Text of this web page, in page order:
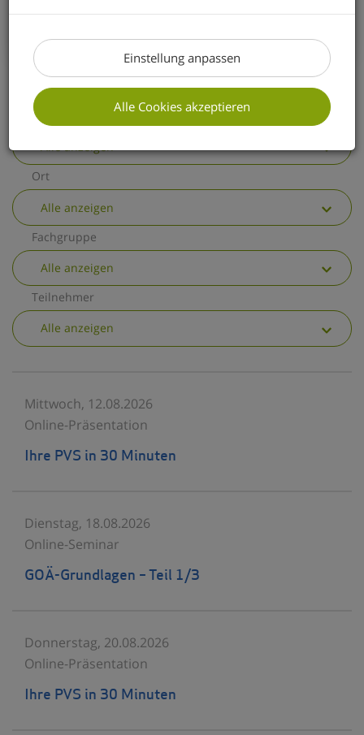
Einstellung anpassen
Alle Cookies akzeptieren
Thema
Alle anzeigen
Ort
Alle anzeigen
Fachgruppe
Alle anzeigen
Teilnehmer
Alle anzeigen
Mittwoch, 12.08.2026
Online-Präsentation
Ihre PVS in 30 Minuten
Dienstag, 18.08.2026
Online-Seminar
GOÄ-Grundlagen – Teil 1/3
Donnerstag, 20.08.2026
Online-Präsentation
Ihre PVS in 30 Minuten